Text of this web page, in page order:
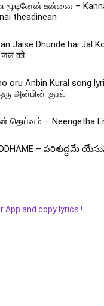
உன்னை –
theadinean
Jaise Dhunde hai Jal Ko
जल को
oru Anbin Kural song
அன்பின் குரல்
தெய்வம் – Neengetha
– పరిశుద్ధమే
and copy lyrics !